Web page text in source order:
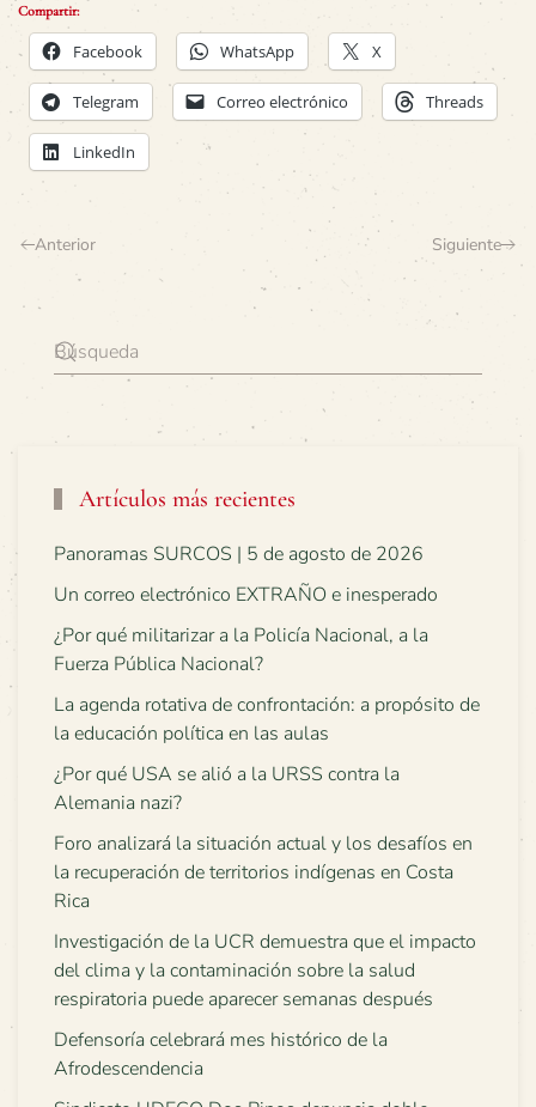
Compartir:
Facebook WhatsApp X
Telegram Correo electrónico Threads
LinkedIn
Anterior Siguiente
Artículos más recientes
Panoramas SURCOS | 5 de agosto de 2026
Un correo electrónico EXTRAÑO e inesperado
¿Por qué militarizar a la Policía Nacional, a la
Fuerza Pública Nacional?
La agenda rotativa de confrontación: a propósito de
la educación política en las aulas
¿Por qué USA se alió a la URSS contra la
Alemania nazi?
Foro analizará la situación actual y los desafíos en
la recuperación de territorios indígenas en Costa
Rica
Investigación de la UCR demuestra que el impacto
del clima y la contaminación sobre la salud
respiratoria puede aparecer semanas después
Defensoría celebrará mes histórico de la
Afrodescendencia